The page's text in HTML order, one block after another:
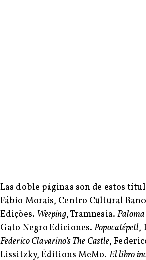
Las doble páginas son de estos
Fábio Morais, Centro Cultural
Edições. Weeping, Tramnesia.
Gato Negro Ediciones.Popocatépetl,
Federico Clavarino’s The Castle,
Lissitzky, Éditions MeMo. El libro